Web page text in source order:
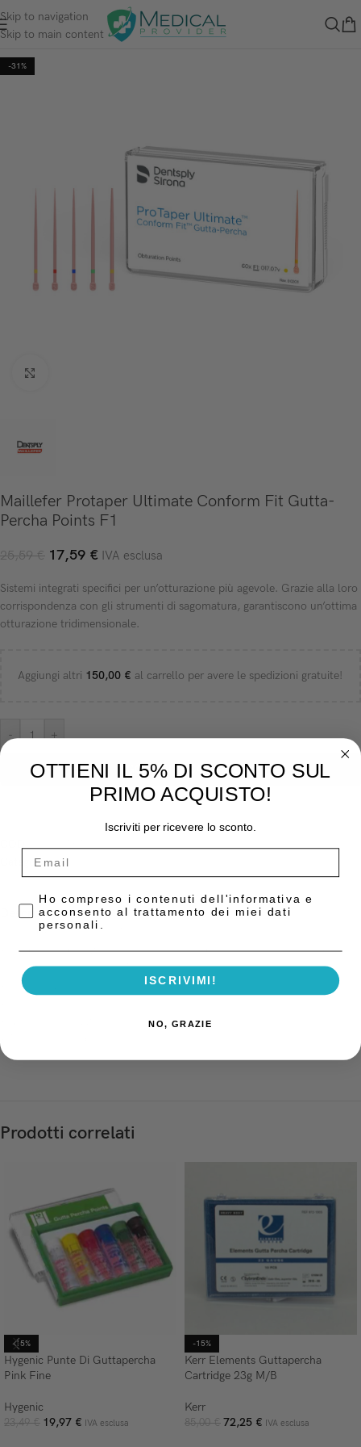
Skip to navigation
Skip to main content
-31%
Maillefer Protaper Ultimate Conform Fit Gutta-
Percha Points F1
25,59€ 17,59 € IVA esclusa
Sistemi integrati specifici per un’otturazione più agevole. Grazie alla loro
corrispondenza con gli strumenti di sagomatura, garantiscono un’ottima
otturazione tridimensionale.
Aggiungi altri 150,00 € al carrello per avere le spedizioni gratuite!
- +
AGGIUNGI AL CARRELLO
Categoria: Guttaperca
Descrizione
Punte di guttaperca ProTaper Ultimate Conform Fit
• Modellati ad iniezione per abbinarsi e adattarsi con precisione agli
strumenti di rifinitura ProTaper Ultimate Finisher
• Conicità variabile
• Non sono realizzati in lattice di gomma naturale
Prodotti correlati
-15%
Hygenic Punte Di Guttapercha
Pink Fine
Hygenic
23,49€ 19,97 € IVA esclusa
-15%
Kerr Elements Guttapercha
Cartridge 23g M/B
Kerr
85,00€ 72,25 € IVA esclusa
OTTIENI IL 5% DI SCONTO SUL
PRIMO ACQUISTO!
Iscriviti per ricevere lo sconto.
Privacy Policy
Ho compreso i contenuti dell'informativa e
acconsento al trattamento dei miei dati
personali.
ISCRIVIMI!
NO, GRAZIE